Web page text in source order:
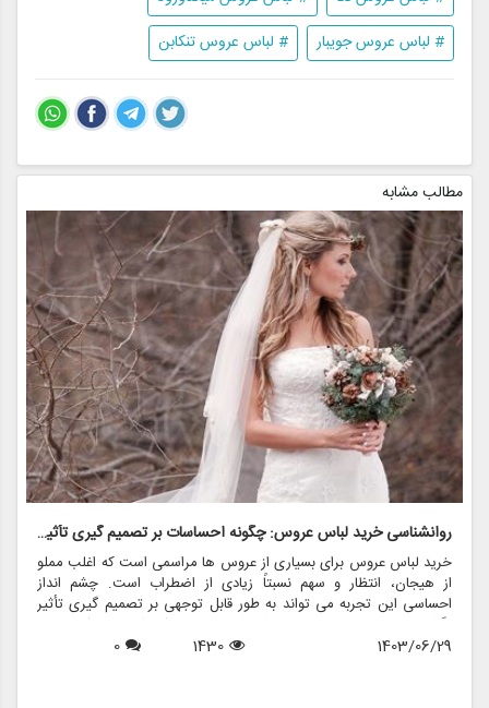
# لباس عروس جویبار
# لباس عروس تنکابن
مطالب مشابه
روانشناسی خرید لباس عروس: چگونه احساسات بر تصمیم گیری تأثیر می گذارد
خرید لباس عروس برای بسیاری از عروس ها مراسمی است که اغلب مملو
از هیجان، انتظار و سهم نسبتاً زیادی از اضطراب است. چشم انداز
احساسی این تجربه می تواند به طور قابل توجهی بر تصمیم گیری تأثیر
بگذارد و منجر به انتخاب هایی شود که نه تنها سبک شخصی بلکه عوامل
روانی عمیق تری را نیز منعکس می کند. در این مقاله، روانشناسی خرید
1403/06/29
1430
0